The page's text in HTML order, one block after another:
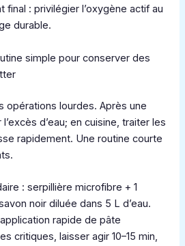
final : privilégier l’oxygène actif au
durable.
simple pour conserver des
opérations lourdes. Après une
d’eau; en cuisine, traiter les
rapidement. Une routine courte
: serpillière microfibre + 1
noir diluée dans 5 L d’eau.
rapide de pâte
critiques, laisser agir 10–15 min,